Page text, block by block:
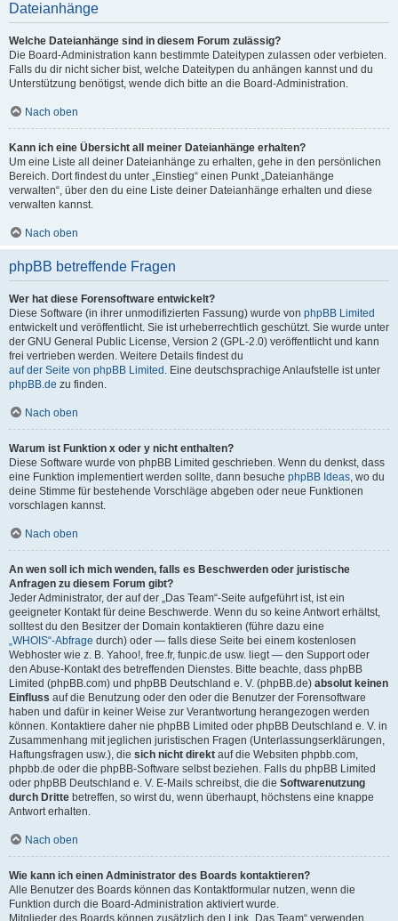
Dateianhänge
Welche Dateianhänge sind in diesem Forum zulässig?
Die Board-Administration kann bestimmte Dateitypen zulassen oder verbieten.
Falls du dir nicht sicher bist, welche Dateitypen du anhängen kannst und du
Unterstützung benötigst, wende dich bitte an die Board-Administration.
Nach oben
Kann ich eine Übersicht all meiner Dateianhänge erhalten?
Um eine Liste all deiner Dateianhänge zu erhalten, gehe in den persönlichen
Bereich. Dort findest du unter „Einstieg“ einen Punkt „Dateianhänge
verwalten“, über den du eine Liste deiner Dateianhänge erhalten und diese
verwalten kannst.
Nach oben
phpBB betreffende Fragen
Wer hat diese Forensoftware entwickelt?
Diese Software (in ihrer unmodifizierten Fassung) wurde von phpBB Limited
entwickelt und veröffentlicht. Sie ist urheberrechtlich geschützt. Sie wurde unter
der GNU General Public License, Version 2 (GPL-2.0) veröffentlicht und kann
frei vertrieben werden. Weitere Details findest du
auf der Seite von phpBB Limited . Eine deutschsprachige Anlaufstelle ist unter
phpBB.de zu finden.
Nach oben
Warum ist Funktion x oder y nicht enthalten?
Diese Software wurde von phpBB Limited geschrieben. Wenn du denkst, dass
eine Funktion implementiert werden sollte, dann besuche phpBB Ideas, wo du
deine Stimme für bestehende Vorschläge abgeben oder neue Funktionen
vorschlagen kannst.
Nach oben
An wen soll ich mich wenden, falls es Beschwerden oder juristische
Anfragen zu diesem Forum gibt?
Jeder Administrator, der auf der „Das Team“-Seite aufgeführt ist, ist ein
geeigneter Kontakt für deine Beschwerde. Wenn du so keine Antwort erhältst,
solltest du den Besitzer der Domain kontaktieren (führe dazu eine
„WHOIS“-Abfrage durch) oder — falls diese Seite bei einem kostenlosen
Webhoster wie z. B. Yahoo!, free.fr, funpic.de usw. liegt — den Support oder
den Abuse-Kontakt des betreffenden Dienstes. Bitte beachte, dass phpBB
Limited (phpBB.com) und phpBB Deutschland e. V. (phpBB.de) absolut keinen
Einfluss auf die Benutzung oder den oder die Benutzer der Forensoftware
haben und dafür in keiner Weise zur Verantwortung herangezogen werden
können. Kontaktiere daher nie phpBB Limited oder phpBB Deutschland e. V. in
Zusammenhang mit jeglichen juristischen Fragen (Unterlassungserklärungen,
Haftungsfragen usw.), die sich nicht direkt auf die Websiten phpbb.com,
phpbb.de oder die phpBB-Software selbst beziehen. Falls du phpBB Limited
oder phpBB Deutschland e. V. E-Mails schreibst, die die Softwarenutzung
durch Dritte betreffen, so wirst du, wenn überhaupt, höchstens eine knappe
Antwort erhalten.
Nach oben
Wie kann ich einen Administrator des Boards kontaktieren?
Alle Benutzer des Boards können das Kontaktformular nutzen, wenn die
Funktion durch die Board-Administration aktiviert wurde.
Mitglieder des Boards können zusätzlich den Link „Das Team“ verwenden.